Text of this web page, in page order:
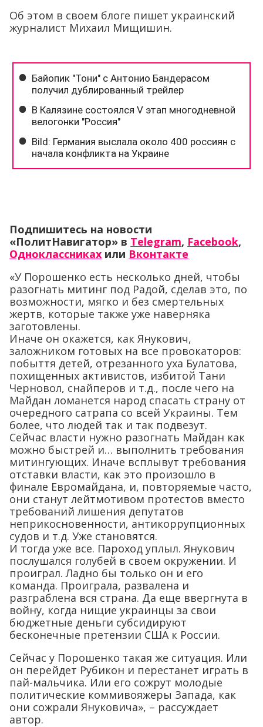
Об этом в своем блоге пишет украинский
журналист Михаил Мищишин.
Подпишитесь на новости
«ПолитНавигатор» в Telegram, Facebook,
Одноклассниках или Вконтакте
«У Порошенко есть несколько дней, чтобы
разогнать митинг под Радой, сделав это, по
возможности, мягко и без смертельных
жертв, которые также уже наверняка
заготовлены.
Иначе он окажется, как Янукович,
заложником готовых на все провокаторов:
побыття детей, отрезанного уха Булатова,
похищенных активистов, избитой Тани
Черновол, снайперов и т.д., после чего на
Майдан ломанется народ спасать страну от
очередного сатрапа со всей Украины. Тем
более, что людей так и так подвезут.
Сейчас власти нужно разогнать Майдан как
можно быстрей и… выполнить требования
митингующих. Иначе всплывут требования
отставки власти, как это произошло в
финале Евромайдана, и, повторяемые часто,
они станут лейтмотивом протестов вместо
требований лишения депутатов
неприкосновенности, антикоррупционных
судов и т.д. Уже становятся.
И тогда уже все. Пароход уплыл. Янукович
послушался голубей в своем окружении. И
проиграл. Ладно бы только он и его
команда. Проиграла, развалена и
разграблена вся страна. Да еще ввергнута в
войну, когда нищие украинцы за свои
бюджетные деньги субсидируют
бесконечные претензии США к России.
Сейчас у Порошенко такая же ситуация. Или
он перейдет Рубикон и перестанет играть в
пай-мальчика. Или его сожрут молодые
политические коммивояжеры Запада, как
они сожрали Януковича», – рассуждает
автор.